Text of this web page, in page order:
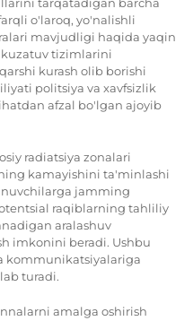
o'laroq, yo'nalishli
mavjudligi haqida yaqin
tizimlarini
kurash olib borishi
politsiya va xavfsizlik
afzal bo'lgan ajoyib
radiatsiya zonalari
kamayishini ta'minlashi
jamming
raqiblarning tahliliy
aralashuv
imkonini beradi. Ushbu
kommunikatsiyalariga
turadi.
amalga oshirish